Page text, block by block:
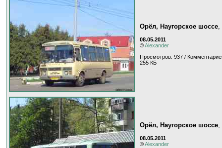
Орёл, Наугорское шоссе
08.05.2011
©Alexander
Просмотров: 937 /
255 КБ
Орёл, Наугорское шоссе
08.05.2011
©Alexander